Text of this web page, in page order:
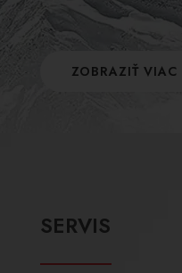
ZOBRAZIŤ VIAC
SERVIS